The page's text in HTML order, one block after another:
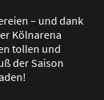
– und dank
Kölnarena
tollen und
ßder Saison